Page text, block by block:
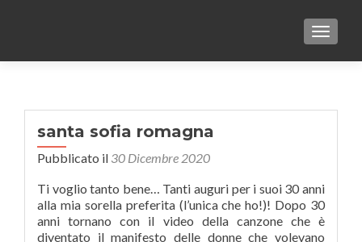
santa sofia romagna
Pubblicato il 30 Dicembre 2020
Ti voglio tanto bene… Tanti auguri per i suoi 30 anni
alla mia sorella preferita (l’unica che ho!)! Dopo 30
anni tornano con il video della canzone che è
diventato il manifesto delle donne che volevano